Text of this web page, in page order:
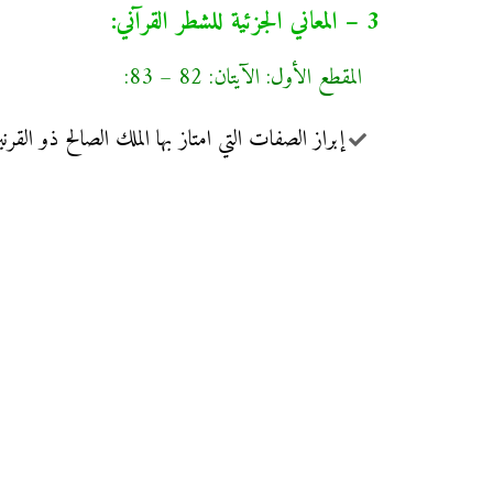
3 – المعاني الجزئية للشطر القرآني:
المقطع الأول: الآيتان: 82 – 83:
إبراز الصفات التي امتاز بها الملك الصالح ذو